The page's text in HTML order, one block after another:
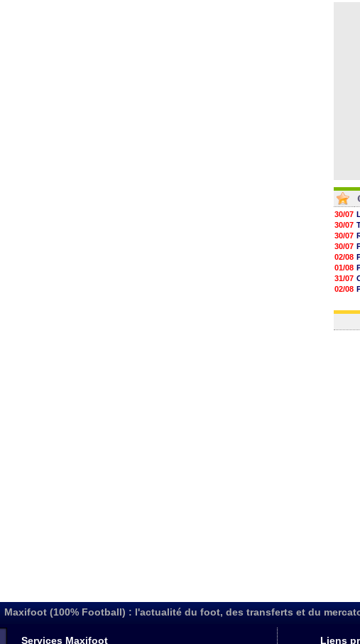
30/07
30/07
30/07
30/07
02/08
01/08
31/07
02/08
03/08
Maxifoot (100% Football) : l'actualité du foot, des transferts et du
Services Maxifoot Liens